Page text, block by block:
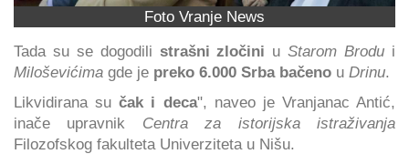
Foto Vranje News
Tada su se dogodili strašni zločini uStarom Brodu i
Miloševićima gde je preko 6.000 Srba bačeno u Drinu.
Likvidirana sučak i deca", naveo je Vranjanac Antić,
inače upravnik Centra za istorijska istraživanja
Filozofskog fakulteta Univerziteta u Nišu.